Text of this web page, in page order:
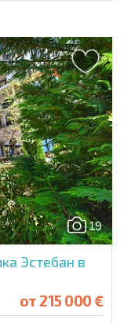
19
Эстебан в
от 215 000 €